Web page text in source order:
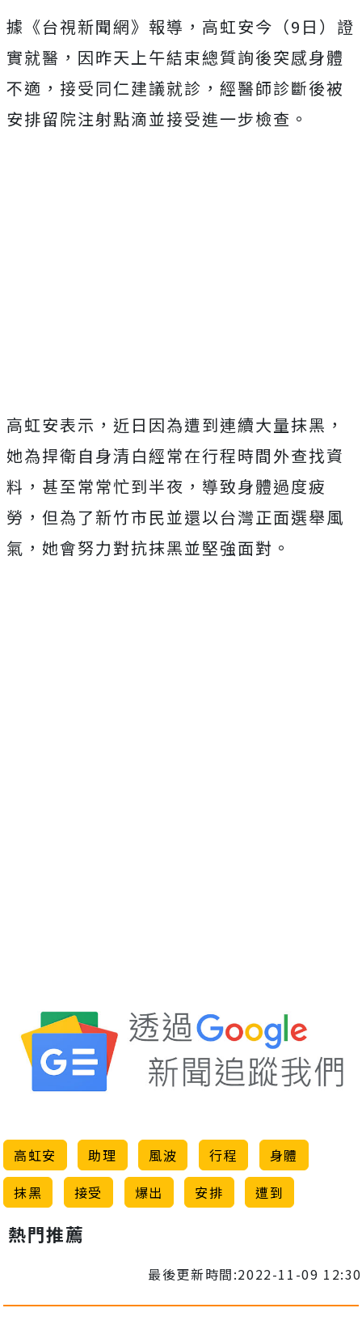
據《台視新聞網》報導，高虹安今（9日）證
實就醫，因昨天上午結束總質詢後突感身體
不適，接受同仁建議就診，經醫師診斷後被
安排留院注射點滴並接受進一步檢查。
高虹安表示，近日因為遭到連續大量抹黑，
她為捍衛自身清白經常在行程時間外查找資
料，甚至常常忙到半夜，導致身體過度疲
勞，但為了新竹市民並還以台灣正面選舉風
氣，她會努力對抗抹黑並堅強面對。
高虹安 助理 風波 行程
身體
抹黑
接受 爆出 安排 遭到
熱門推薦
最後更新時間:2022-11-09 12:30